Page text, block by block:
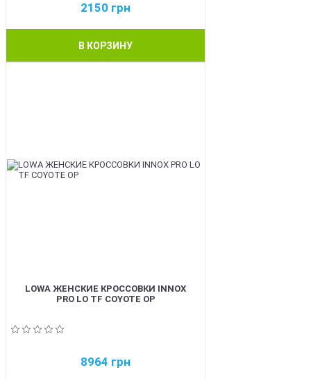
2150 грн
В КОРЗИНУ
LOWA ЖЕНСКИЕ КРОССОВКИ INNOX
PRO LO TF COYOTE OP
8964 грн